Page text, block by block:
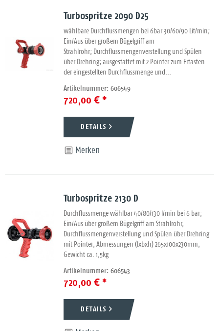
Turbospritze 2090 D25
wählbare Durchflussmengen bei 6bar 30/60/90 Lit/min;
Ein/Aus über großem Bügelgriff am
Strahlrohr; Durchflussmengenverstellung und Spülen
über Drehring; ausgestattet mit 2 Pointer zum Ertasten
der eingestellten Durchflussmenge und...
Artikelnummer: 606549
720,00 € *
DETAILS
Merken
Turbospritze 2130 D
Durchflussmenge wählbar 40/80/130 l/min bei 6 bar;
Ein/Aus über großem Bügelgriff am Strahlrohr,
Durchflussmengenverstellung und Spülen über Drehring
mit Pointer; Abmessungen (lxbxh) 265x100x230mm;
Gewicht ca. 1,5kg
Artikelnummer: 606543
720,00 € *
DETAILS